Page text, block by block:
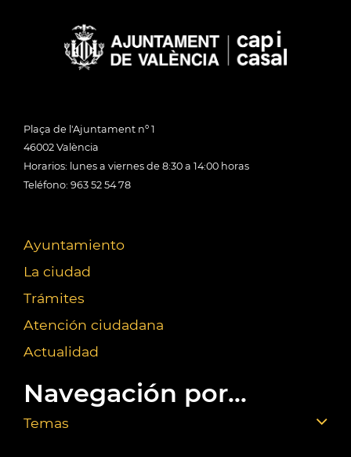
Plaça de l'Ajuntament nº 1
46002 València
Horarios: lunes a viernes de 8:30 a 14:00 horas
Teléfono: 963 52 54 78
Ayuntamiento
La ciudad
Trámites
Atención ciudadana
Actualidad
Navegación por...
Temas